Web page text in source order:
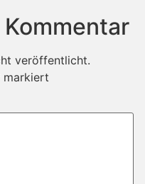
veröffentlicht.
markiert